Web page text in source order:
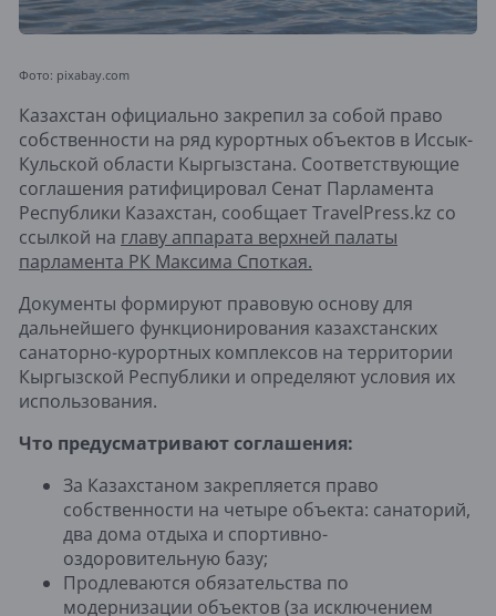
Фото: pixabay.com
Казахстан официально закрепил за собой право
собственности на ряд курортных объектов в Иссык-
Кульской области Кыргызстана. Соответствующие
соглашения ратифицировал Сенат Парламента
Республики Казахстан, сообщает TravelPress.kz со
ссылкой на главу аппарата верхней палаты
парламента РК Максима Споткая.
Документы формируют правовую основу для
дальнейшего функционирования казахстанских
санаторно-курортных комплексов на территории
Кыргызской Республики и определяют условия их
использования.
Что предусматривают соглашения:
За Казахстаном закрепляется право
собственности на четыре объекта: санаторий,
два дома отдыха и спортивно-
оздоровительную базу;
Продлеваются обязательства по
модернизации объектов (за исключением